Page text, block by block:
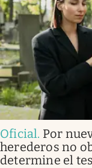
Oficial. Por
herederos no
determine el